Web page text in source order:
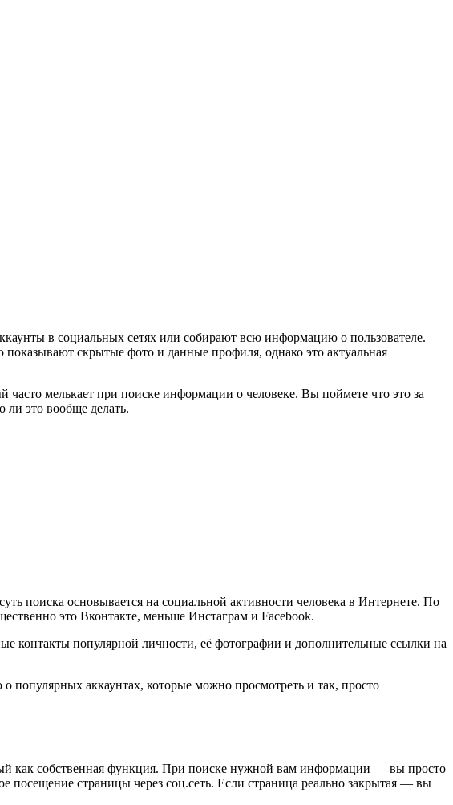
в социальных сетях или собирают всю информацию о пользователе.
скрытые фото и данные профиля, однако это актуальная
мелькает при поиске информации о человеке. Вы поймете что это за
это вообще делать.
поиска основывается на социальной активности человека в Интернете. По
это Вконтакте, меньше Инстаграм и Facebook.
контакты популярной личности, её фотографии и дополнительные ссылки на
популярных аккаунтах, которые можно просмотреть и так, просто
как собственная функция. При поиске нужной вам информации — вы просто
страницы через соц.сеть. Если страница реально закрытая — вы